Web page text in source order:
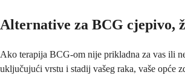
Alternative za BCG cjepivo,
Ako terapija BCG-om nije prikladna za vas ili
uključujući vrstu i stadij vašeg raka, vaše opće